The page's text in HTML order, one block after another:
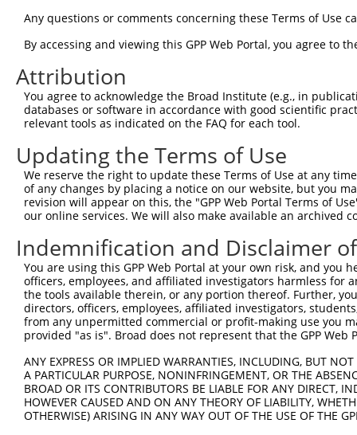
Any questions or comments concerning these Terms of Use
By accessing and viewing this GPP Web Portal, you agree to
Attribution
You agree to acknowledge the Broad Institute (e.g., in
databases or software in accordance with good scientific
relevant tools as indicated on the FAQ for each tool.
Updating the Terms of Use
We reserve the right to update these Terms of Use at any
of any changes by placing a notice on our website, but you
revision will appear on this, the "GPP Web Portal Terms of
our online services. We will also make available an archived
Indemnification and Disclaimer
You are using this GPP Web Portal at your own risk, and
officers, employees, and affiliated investigators harmless for
the tools available therein, or any portion thereof. Further,
directors, officers, employees, affiliated investigators,
from any unpermitted commercial or profit-making use you
provided "as is". Broad does not represent that the GPP
ANY EXPRESS OR IMPLIED WARRANTIES, INCLUDING, BUT
A PARTICULAR PURPOSE, NONINFRINGEMENT, OR THE
BROAD OR ITS CONTRIBUTORS BE LIABLE FOR ANY DIRECT,
HOWEVER CAUSED AND ON ANY THEORY OF LIABILITY,
OTHERWISE) ARISING IN ANY WAY OUT OF THE USE OF THE